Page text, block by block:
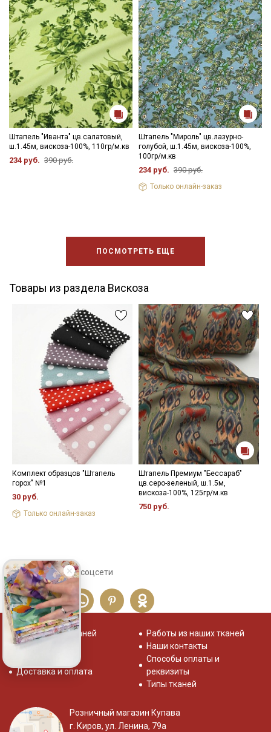
Штапель "Иванта" цв.салатовый,
ш.1.45м, вискоза-100%, 110гр/м.кв
234 руб. 390 руб.
Штапель "Мироль" цв.лазурно-
голубой, ш.1.45м, вискоза-100%,
100гр/м.кв
234 руб. 390 руб.
Только онлайн-заказ
ПОСМОТРЕТЬ ЕЩЕ
Товары из раздела Вискоза
Комплект образцов "Штапель
горох" №1
30 руб.
Только онлайн-заказ
Штапель Премиум "Бессараб"
цв.серо-зеленый, ш.1.5м,
вискоза-100%, 125гр/м.кв
750 руб.
Сохраните себе в соцсети
Распродажа тканей
Отзывы о нас
Доставка и оплата
Работы из наших тканей
Наши контакты
Способы оплаты и
реквизиты
Типы тканей
Розничный магазин Купава
г. Киров, ул. Ленина, 79а